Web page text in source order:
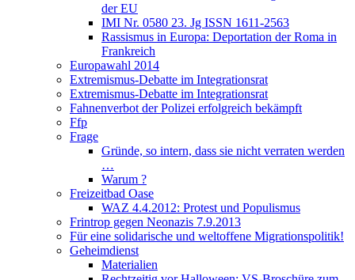
der EU
IMI Nr. 0580 23. Jg ISSN 1611-2563
Rassismus in Europa: Deportation der Roma in
Frankreich
Europawahl 2014
Extremismus-Debatte im Integrationsrat
Extremismus-Debatte im Integrationsrat
Fahnenverbot der Polizei erfolgreich bekämpft
Ffp
Frage
Gründe, so intern, dass sie nicht verraten werden
…
Warum ?
Freizeitbad Oase
WAZ 4.4.2012: Protest und Populismus
Frintrop gegen Neonazis 7.9.2013
Für eine solidarische und weltoffene Migrationspolitik!
Geheimdienst
Materialien